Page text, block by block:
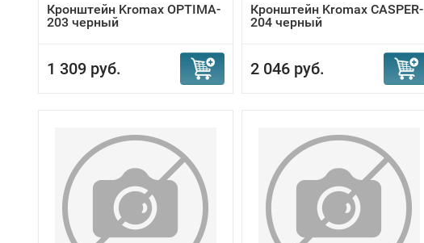
Кронштейн Kromax OPTIMA-
203 черный
1 309 руб.
Кронштейн Kromax CASPER-
204 черный
2 046 руб.